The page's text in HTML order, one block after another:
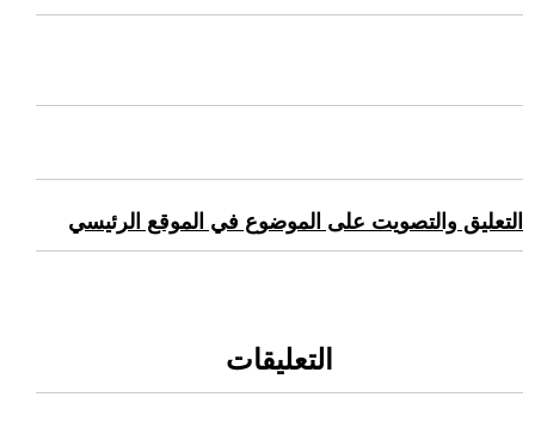
التعليق والتصويت على الموضوع في الموقع الرئيسي
التعليقات